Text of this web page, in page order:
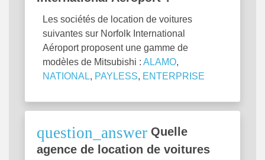
Les sociétés de location de voitures
suivantes sur Norfolk International
Aéroport proposent une gamme de
modèles de Mitsubishi : ALAMO,
NATIONAL, PAYLESS, ENTERPRISE
question_answer Quelle
agence de location de voitures